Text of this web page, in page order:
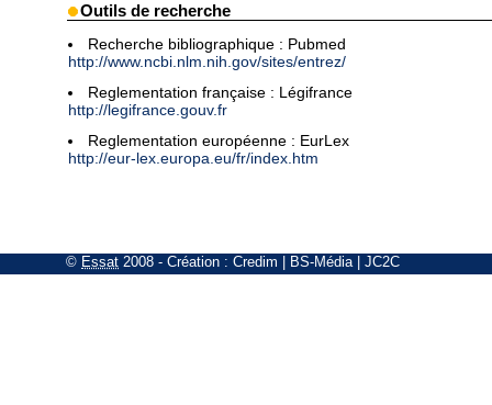
Outils de recherche
Recherche bibliographique : Pubmed
http://www.ncbi.nlm.nih.gov/sites/entrez/
Reglementation française : Légifrance
http://legifrance.gouv.fr
Reglementation européenne : EurLex
http://eur-lex.europa.eu/fr/index.htm
© Essat 2008 - Création : Credim | BS-Média | JC2C